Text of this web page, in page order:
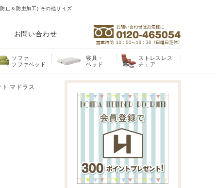
止＆防虫加工) その他サイズ
お問い合わせ
ソファ
ソファベッド
寝具・
ベッド
ストレスレス
チェア
マドラス